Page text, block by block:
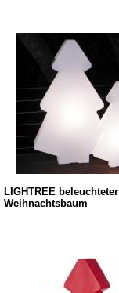
LIGHTREE beleuchteter
Weihnachtsbaum